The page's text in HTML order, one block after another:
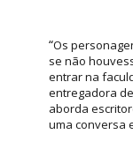
“Os
se não
entrar na
entregadora
aborda
uma conversa